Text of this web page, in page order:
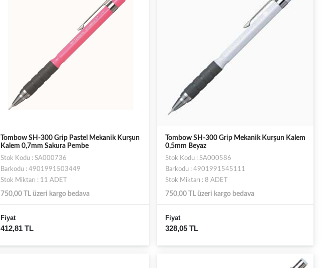
Tombow SH-300 Grip Pastel Mekanik Kurşun
Kalem 0,7mm Sakura Pembe
Stok Kodu : SA000736
Barkodu : 4901991503449
Stok Miktarı : 11 ADET
750,00 TL üzeri kargo bedava
Fiyat
412,81 TL
Tombow SH-300 Grip Mekanik Kurşun Kalem
0,5mm Beyaz
Stok Kodu : SA000586
Barkodu : 4901991545111
Stok Miktarı : 8 ADET
750,00 TL üzeri kargo bedava
Fiyat
328,05 TL